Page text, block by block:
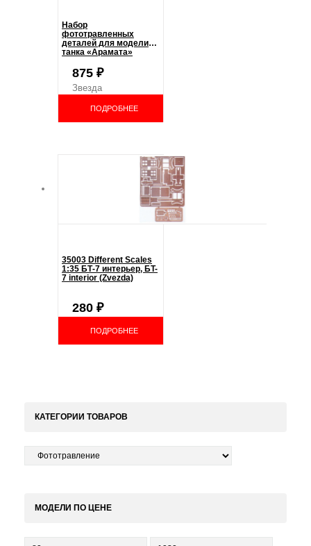
Набор
фототравленных
деталей для модели
танка «Арамата»
875 ₽
Звезда
ПОДРОБНЕЕ
35003 Different Scales
1:35 БТ-7 интерьер, БT-
7 interior (Zvezda)
280 ₽
ПОДРОБНЕЕ
КАТЕГОРИИ ТОВАРОВ
МОДЕЛИ ПО ЦЕНЕ